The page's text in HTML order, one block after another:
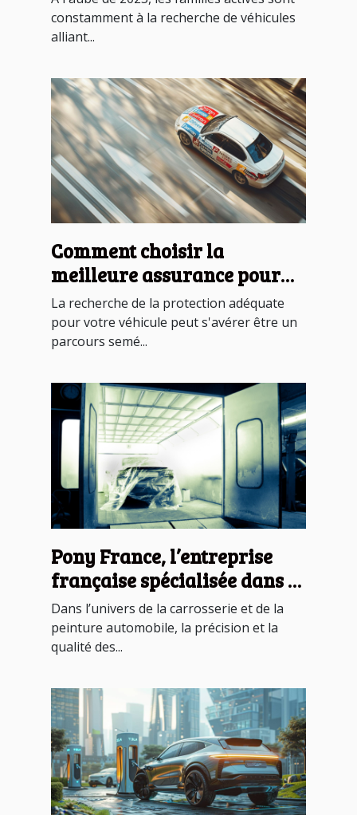
2023
constamment à la recherche de véhicules
alliant...
Comment choisir la
meilleure assurance pour
votre véhicule
La recherche de la protection adéquate
pour votre véhicule peut s'avérer être un
parcours semé...
Pony France, l’entreprise
française spécialisée dans la
conception de cabine de
peinture pour voitures
Dans l’univers de la carrosserie et de la
peinture automobile, la précision et la
qualité des...